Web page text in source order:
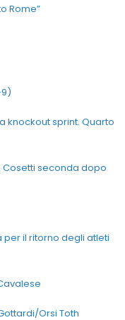
Rome”
knockout sprint. Quarto
Cosetti seconda dopo
per il ritorno degli atleti
Orsi Toth